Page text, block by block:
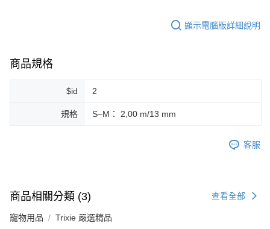
顯示電腦版詳細說明
商品規格
$id 2
規格 S–M： 2,00 m/13 mm
客服
商品相關分類 (3) 查看全部
寵物用品 Trixie 嚴選精品